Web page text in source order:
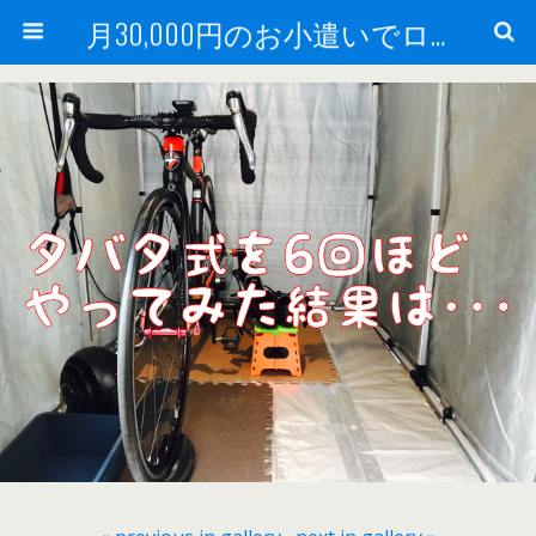
月30,000円のお小遣いでロードバイク